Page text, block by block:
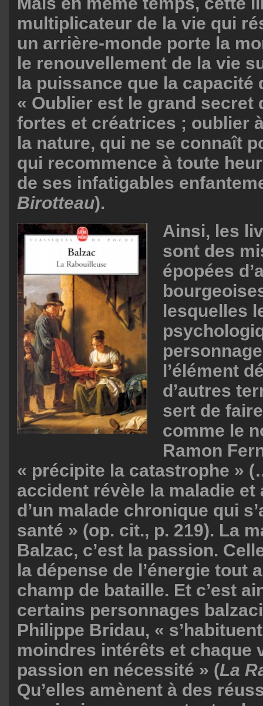
multiplicateur de la vie qui
un arrière-monde porte la
le renouvellement de la vie
la puissance que la capacité
« Oublier est le grand secret
fortes et créatrices ; oublier
la nature, qui ne se connaît
qui recommence à toute
de ses infatigables
Birotteau).
Ainsi, les
sont des
épopées
lesquelles
l’élément
d’autres
sert de
comme le
Ramon
« précipite la catastrophe »
accident révèle la maladie et
d’un malade chronique qui
santé » (op. cit., p. 219). La
Balzac, c’est la passion.
la dépense de l’énergie tout
champ de bataille. Et c’est
certains personnages
Philippe Bridau, «
moindres intérêts et chaque
passion en nécessité » (La
Qu’elles amènent à des